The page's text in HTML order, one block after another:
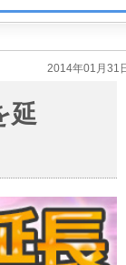
2014年01月31
延